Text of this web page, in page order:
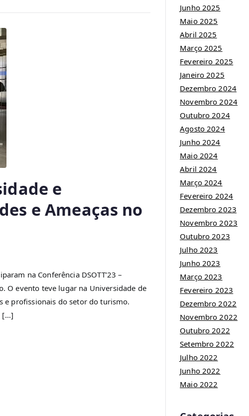
e
e Ameaças no
na Conferência DSOTT’23 –
O evento teve lugar na Universidade de
e profissionais do setor do turismo.
[…]
Junho 2025
Maio 2025
Abril 2025
Março 2025
Fevereiro 2025
Janeiro 2025
Dezembro 2024
Novembro 2024
Outubro 2024
Agosto 2024
Junho 2024
Maio 2024
Abril 2024
Março 2024
Fevereiro 2024
Dezembro 2023
Novembro 2023
Outubro 2023
Julho 2023
Junho 2023
Março 2023
Fevereiro 2023
Dezembro 2022
Novembro 2022
Outubro 2022
Setembro 2022
Julho 2022
Junho 2022
Maio 2022